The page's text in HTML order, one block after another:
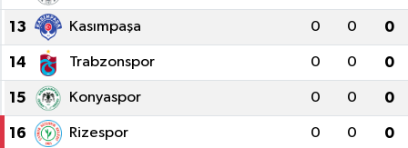
13 Kasımpaşa 0 0 0
14 Trabzonspor 0 0 0
15 Konyaspor 0 0 0
16 Rizespor 0 0 0